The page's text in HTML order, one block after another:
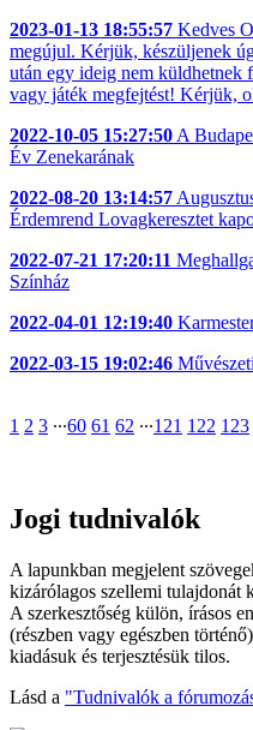
2023-01-13 18:55:57 Kedves
megújul. Kérjük, készüljenek
után egy ideig nem küldhetnek
vagy játék megfejtést! Kérjük,
2022-10-05 15:27:50 A
Év Zenekarának
2022-08-20 13:14:57
Érdemrend Lovagkeresztet
2022-07-21 17:20:11
Színház
2022-04-01 12:19:40
2022-03-15 19:02:46
1 2 3 ∙∙∙60 61 62 ∙∙∙121 122 123
Jogi tudnivalók
A lapunkban megjelent
kizárólagos szellemi tulajdonát
A szerkesztőség külön, írásos
(részben vagy egészben
kiadásuk és terjesztésük tilos.
Lásd a "Tudnivalók a